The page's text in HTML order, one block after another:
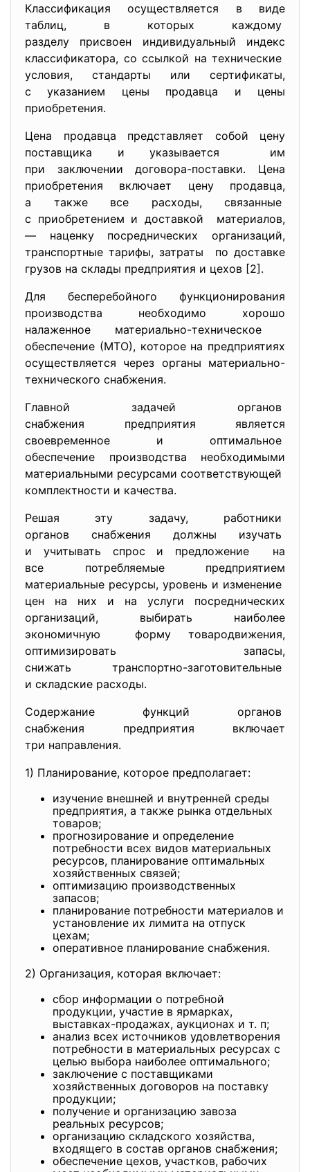
Классификация осуществляется в виде
таблиц, в которых каждому
разделу присвоен индивидуальный индекс
классификатора, со ссылкой на технические
условия, стандарты или сертификаты,
с указанием цены продавца и цены
приобретения.
Цена продавца представляет собой цену
поставщика и указывается им
при заключении договора-поставки. Цена
приобретения включает цену продавца,
а также все расходы, связанные
с приобретением и доставкой материалов,
— наценку посреднических организаций,
транспортные тарифы, затраты по доставке
грузов на склады предприятия и цехов [2].
Для бесперебойного функционирования
производства необходимо хорошо
налаженное материально-техническое
обеспечение (МТО), которое на предприятиях
осуществляется через органы материально-
технического снабжения.
Главной задачей органов
снабжения предприятия является
своевременное и оптимальное
обеспечение производства необходимыми
материальными ресурсами соответствующей
комплектности и качества.
Решая эту задачу, работники
органов снабжения должны изучать
и учитывать спрос и предложение на
все потребляемые предприятием
материальные ресурсы, уровень и изменение
цен на них и на услуги посреднических
организаций, выбирать наиболее
экономичную форму товародвижения,
оптимизировать запасы,
снижать транспортно-заготовительные
и складские расходы.
Содержание функций органов
снабжения предприятия включает
три направления.
1) Планирование, которое предполагает:
изучение внешней и внутренней среды
предприятия, а также рынка отдельных
товаров;
прогнозирование и определение
потребности всех видов материальных
ресурсов, планирование оптимальных
хозяйственных связей;
оптимизацию производственных
запасов;
планирование потребности материалов и
установление их лимита на отпуск
цехам;
оперативное планирование снабжения.
2) Организация, которая включает:
сбор информации о потребной
продукции, участие в ярмарках,
выставках-продажах, аукционах и т. п;
анализ всех источников удовлетворения
потребности в материальных ресурсах с
целью выбора наиболее оптимального;
заключение с поставщиками
хозяйственных договоров на поставку
продукции;
получение и организацию завоза
реальных ресурсов;
организацию складского хозяйства,
входящего в состав органов снабжения;
обеспечение цехов, участков, рабочих